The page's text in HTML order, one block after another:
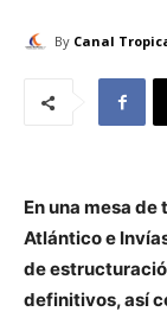
By Canal
En una mesa
Atlántico e
de
definitivos, así